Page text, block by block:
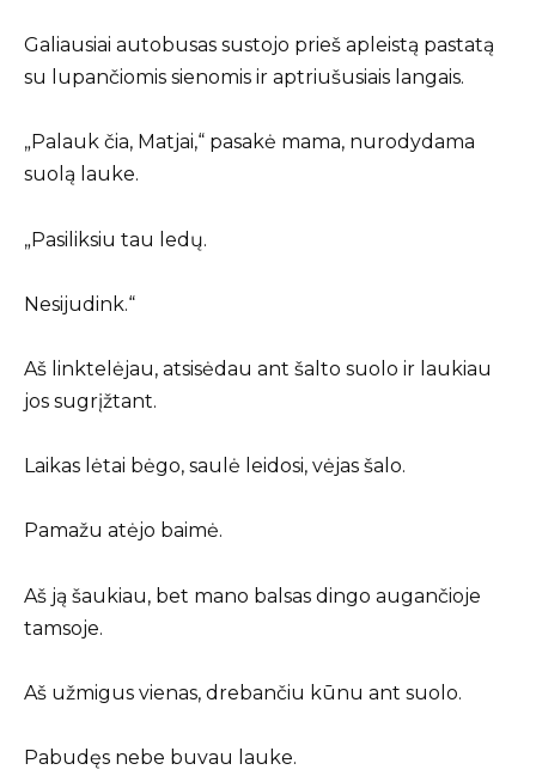
Galiausiai autobusas sustojo prieš apleistą pastatą
su lupančiomis sienomis ir aptriušusiais langais.
„Palauk čia, Matjai,“ pasakė mama, nurodydama
suolą lauke.
„Pasiliksiu tau ledų.
Nesijudink.“
Aš linktelėjau, atsisėdau ant šalto suolo ir laukiau
jos sugrįžtant.
Laikas lėtai bėgo, saulė leidosi, vėjas šalo.
Pamažu atėjo baimė.
Aš ją šaukiau, bet mano balsas dingo augančioje
tamsoje.
Aš užmigus vienas, drebančiu kūnu ant suolo.
Pabudęs nebe buvau lauke.